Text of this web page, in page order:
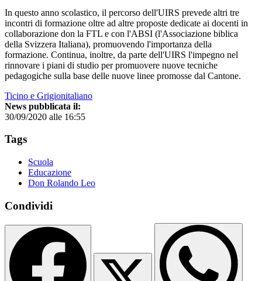
In questo anno scolastico, il percorso dell'UIRS prevede altri tre
incontri di formazione oltre ad altre proposte dedicate ai docenti in
collaborazione don la FTL e con l'ABSI (l'Associazione biblica
della Svizzera Italiana), promuovendo l'importanza della
formazione. Continua, inoltre, da parte dell'UIRS l'impegno nel
rinnovare i piani di studio per promuovere nuove tecniche
pedagogiche sulla base delle nuove linee promosse dal Cantone.
Ticino e Grigionitaliano
News pubblicata il:
30/09/2020 alle 16:55
Tags
Scuola
Educazione
Don Rolando Leo
Condividi